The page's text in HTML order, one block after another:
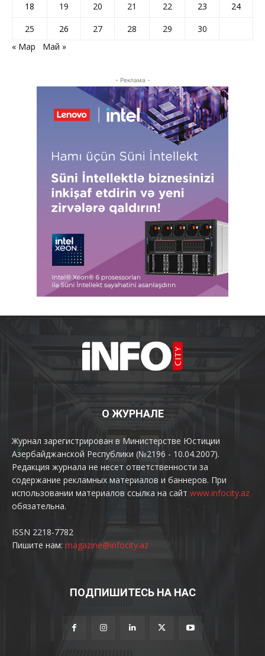
18
19 20 21 22 23
24
25
26 27 28 29
30
« Мар
Май »
- Реклама -
О ЖУРНАЛЕ
Журнал зарегистрирован в Министерстве Юстиции
Азербайджанской Республики (№2196 - 10.04.2007).
Редакция журнала не несет ответственности за
содержание рекламных материалов и баннеров. При
использовании материалов ссылка на сайт www.infocity.az
обязательна.
ISSN 2218-7782
Пишите нам: magazine@infocity.az
ПОДПИШИТЕСЬ НА НАС